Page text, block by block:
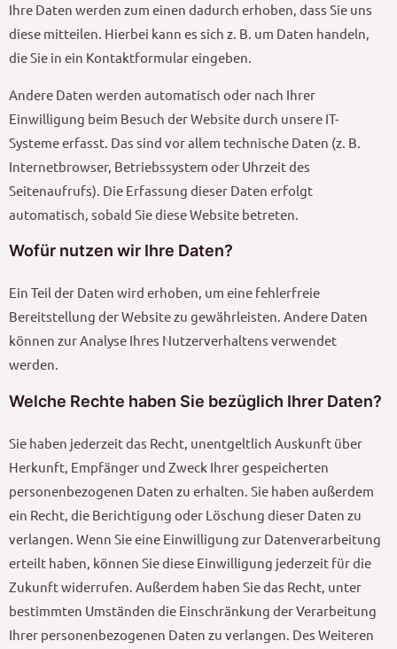
Ihre Daten werden zum einen dadurch erhoben, dass Sie uns
diese mitteilen. Hierbei kann es sich z. B. um Daten handeln,
die Sie in ein Kontaktformular eingeben.
Andere Daten werden automatisch oder nach Ihrer
Einwilligung beim Besuch der Website durch unsere IT-
Systeme erfasst. Das sind vor allem technische Daten (z. B.
Internetbrowser, Betriebssystem oder Uhrzeit des
Seitenaufrufs). Die Erfassung dieser Daten erfolgt
automatisch, sobald Sie diese Website betreten.
Wofür nutzen wir Ihre Daten?
Ein Teil der Daten wird erhoben, um eine fehlerfreie
Bereitstellung der Website zu gewährleisten. Andere Daten
können zur Analyse Ihres Nutzerverhaltens verwendet
werden.
Welche Rechte haben Sie bezüglich Ihrer Daten?
Sie haben jederzeit das Recht, unentgeltlich Auskunft über
Herkunft, Empfänger und Zweck Ihrer gespeicherten
personenbezogenen Daten zu erhalten. Sie haben außerdem
ein Recht, die Berichtigung oder Löschung dieser Daten zu
verlangen. Wenn Sie eine Einwilligung zur Datenverarbeitung
erteilt haben, können Sie diese Einwilligung jederzeit für die
Zukunft widerrufen. Außerdem haben Sie das Recht, unter
bestimmten Umständen die Einschränkung der Verarbeitung
Ihrer personenbezogenen Daten zu verlangen. Des Weiteren